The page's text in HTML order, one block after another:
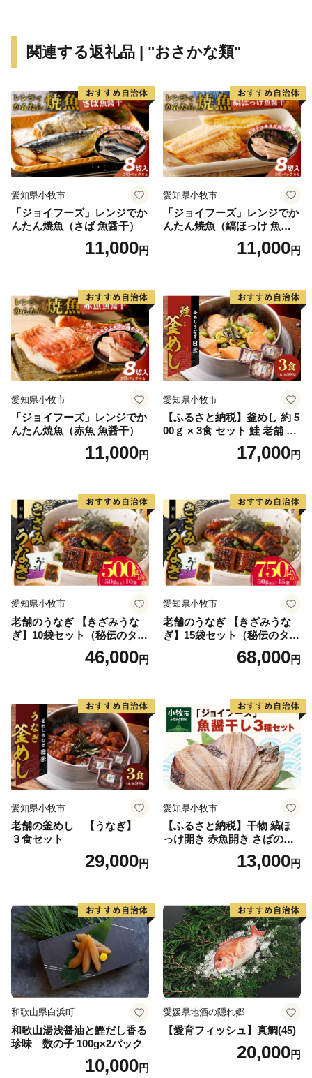
関連する返礼品 | "おさかな類"
愛知県小牧市
「ジョイフーズ」レンジでか
んたん焼魚（さば 魚醤干）
11,000円
愛知県小牧市
「ジョイフーズ」レンジでか
んたん焼魚（縞ほっけ 魚醤
11,000円
愛知県小牧市
「ジョイフーズ」レンジでか
んたん焼魚（赤魚 魚醤干）
11,000円
愛知県小牧市
【ふるさと納税】釜めし 約 5
00ｇ × 3食 セット 鮭 老舗 急
速冷凍 レンチン 時短 簡単調
理 食品 加工品 海鮮 手作り
り寄せグルメ 愛知県 小牧市
送料無料
17,000円
愛知県小牧市
老舗のうなぎ 【きざみうな
ぎ】10袋セット（秘伝のタレ
46,000円
愛知県小牧市
老舗のうなぎ 【きざみうな
ぎ】15袋セット（秘伝のタレ
68,000円
愛知県小牧市
老舗の釜めし 【うなぎ】
３食セット
29,000円
愛知県小牧市
【ふるさと納税】干物 縞ほ
っけ開き 赤魚開き さばの開
き 魚醤干し 3種 セット 詰め
合わせ 魚 おかず 肉厚 おいし
取り寄せグルメ 魚醤 ナンプ
ラー 愛知県 小牧市 冷凍 送料
無料
13,000円
和歌山県白浜町
和歌山湯浅醤油と鰹だし香る
珍味 数の子 100g×2パック
10,000円
愛媛県地酒の隠れ郷
【愛育フィッシュ】真鯛(45)
20,000円